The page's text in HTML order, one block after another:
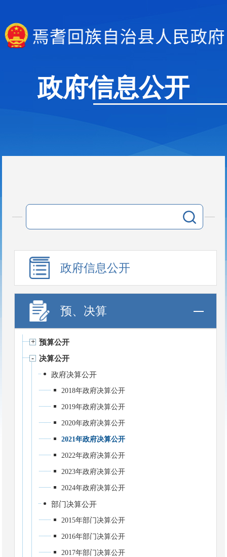
政府信息公开
政府信息公开
预、决算
预算公开
决算公开
政府决算公开
2018年政府决算公开
2019年政府决算公开
2020年政府决算公开
2021年政府决算公开
2022年政府决算公开
2023年政府决算公开
2024年政府决算公开
部门决算公开
2015年部门决算公开
2016年部门决算公开
2017年部门决算公开